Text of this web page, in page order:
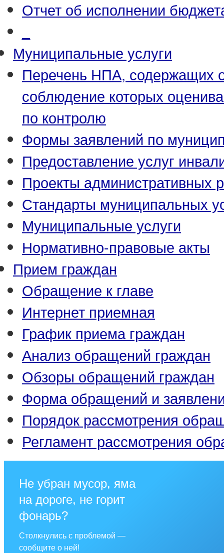
Отчет об исполнении
Муниципальные услуги
Перечень НПА, содержащих
соблюдение которых
по контролю
Формы заявлений по
Предоставление услуг
Проекты административных
Стандарты муниципальных
Муниципальные услуги
Нормативно-правовые акты
Прием граждан
Обращение к главе
Интернет приемная
График приема граждан
Анализ обращений граждан
Обзоры обращений граждан
Форма обращений и
Порядок рассмотрения
Регламент рассмотрения
Не убран мусор, яма
на дороге, не горит
фонарь?
Столкнулись с проблемой —
сообщите о ней!